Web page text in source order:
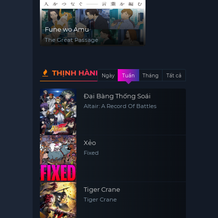
Fune wo Amu
The Great Passage
THỊNH HÀNHNgày Tuần Tháng Tất cả
Đại Bàng Thống Soái
Altair: A Record Of Battles
Xẻo
Fixed
Tiger Crane
Tiger Crane